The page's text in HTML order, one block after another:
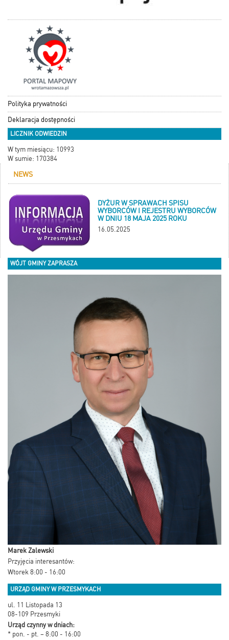
Polityka prywatności
Deklaracja dostępności
LICZNIK ODWIEDZIN
W tym miesiącu: 10993
W sumie: 170384
NEWS
DYŻUR W SPRAWACH SPISU
WYBORCÓW I REJESTRU WYBORCÓW
W DNIU 18 MAJA 2025 ROKU
16.05.2025
WÓJT GMINY ZAPRASZA
Marek Zalewski
Przyjęcia interesantów:
Wtorek 8:00 - 16:00
URZĄD GMINY W PRZESMYKACH
ul. 11 Listopada 13
08-109 Przesmyki
Urząd czynny w dniach:
* pon. - pt. – 8:00 - 16:00